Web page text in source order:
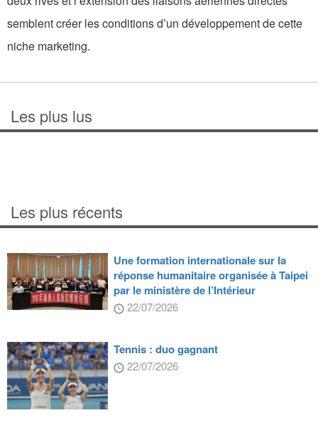
semblent créer les conditions d’un développement de cette
niche marketing.
Les plus lus
Les plus récents
Une formation internationale sur la
réponse humanitaire organisée à Taipei
par le ministère de l’Intérieur
22/07/2026
Tennis : duo gagnant
22/07/2026